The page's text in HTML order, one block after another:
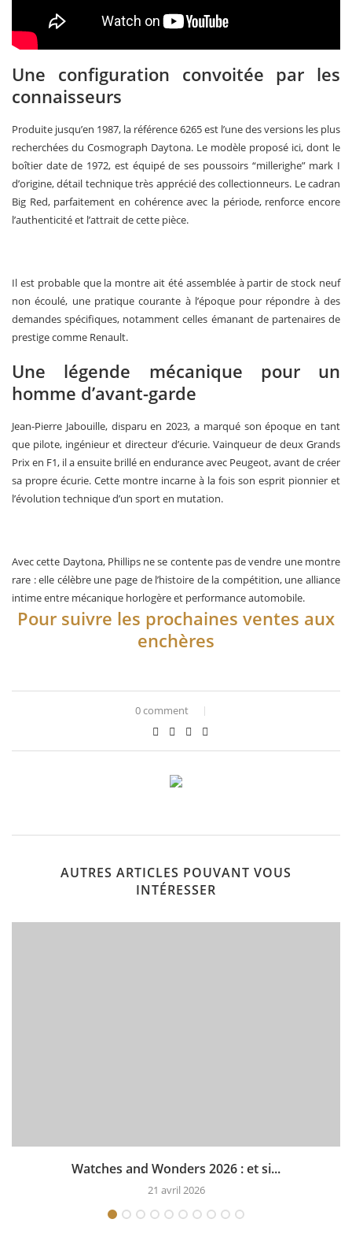
Une configuration convoitée par les
connaisseurs
Produite jusqu’en 1987, la référence 6265 est l’une des versions les plus
recherchées du Cosmograph Daytona. Le modèle proposé ici, dont le
boîtier date de 1972, est équipé de ses poussoirs “millerighe” mark I
d’origine, détail technique très apprécié des collectionneurs. Le cadran
Big Red, parfaitement en cohérence avec la période, renforce encore
l’authenticité et l’attrait de cette pièce.
Il est probable que la montre ait été assemblée à partir de stock neuf
non écoulé, une pratique courante à l’époque pour répondre à des
demandes spécifiques, notamment celles émanant de partenaires de
prestige comme Renault.
Une légende mécanique pour un
homme d’avant-garde
Jean-Pierre Jabouille, disparu en 2023, a marqué son époque en tant
que pilote, ingénieur et directeur d’écurie. Vainqueur de deux Grands
Prix en F1, il a ensuite brillé en endurance avec Peugeot, avant de créer
sa propre écurie. Cette montre incarne à la fois son esprit pionnier et
l’évolution technique d’un sport en mutation.
Avec cette Daytona, Phillips ne se contente pas de vendre une montre
rare : elle célèbre une page de l’histoire de la compétition, une alliance
intime entre mécanique horlogère et performance automobile.
Pour suivre les prochaines ventes aux
enchères
0 comment
AUTRES ARTICLES POUVANT VOUS
INTÉRESSER
Watches and Wonders 2026 : et si...
21 avril 2026